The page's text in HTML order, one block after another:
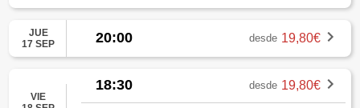
JUE
17 SEP
20:00 desde 19,80€
VIE
18:30 desde 19,80€